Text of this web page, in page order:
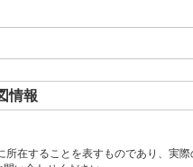
情報
在することを表すものであり、実際